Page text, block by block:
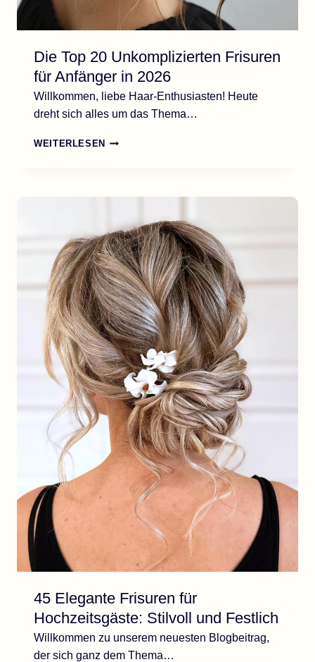
Die Top 20 Unkomplizierten Frisuren
für Anfänger in 2026
Willkommen, liebe Haar-Enthusiasten! Heute
dreht sich alles um das Thema…
WEITERLESEN DIE
FRISUREN
ANFÄNGER
IN
2026
45 Elegante Frisuren für
Hochzeitsgäste: Stilvoll und Festlich
Willkommen zu unserem neuesten Blogbeitrag,
der sich ganz dem Thema…